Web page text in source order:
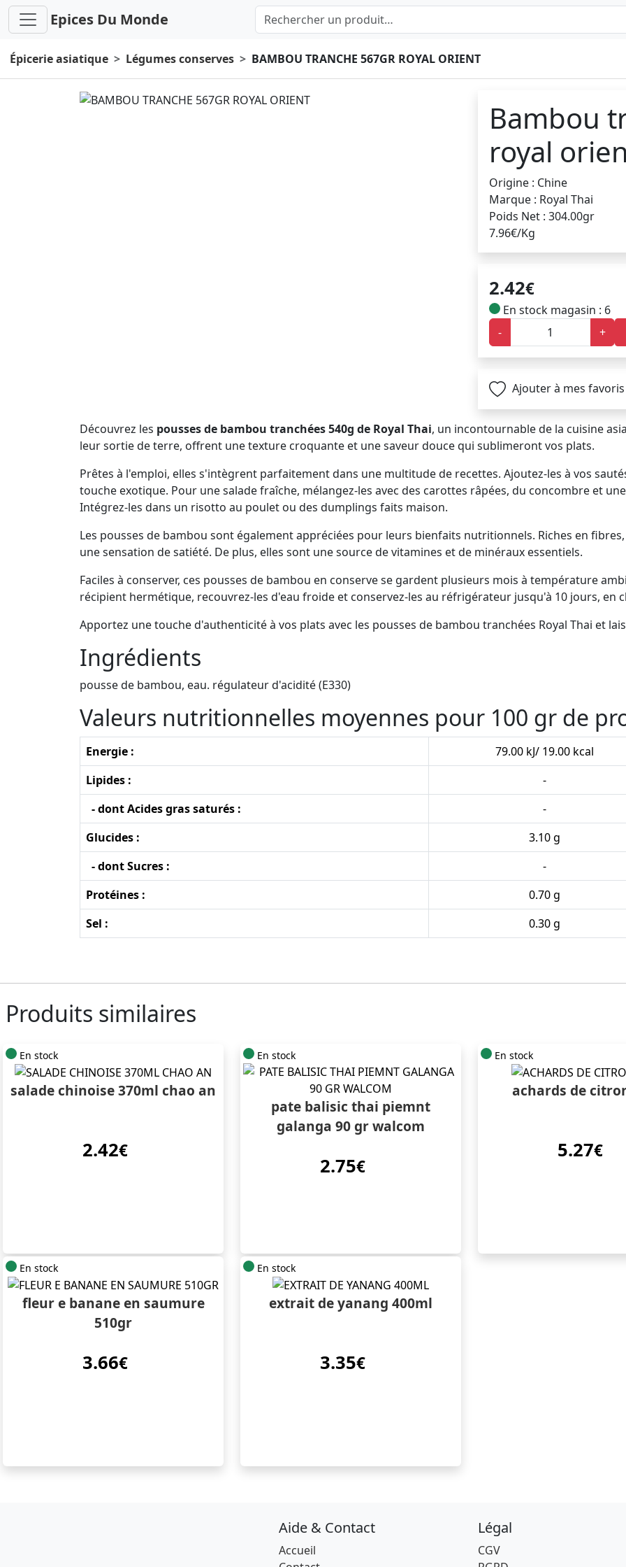
Epices Du Monde
Épicerie asiatique Légumes conserves BAMBOU TRANCHE 567GR ROYAL ORIENT
Bambou
royal
Origine : Chine
Marque : Royal Thai
Poids Net : 304.00gr
7.96€/Kg
2.42€
En stock magasin : 6
-
+
Ajouter à mes favoris
Découvrez les pousses de bambou tranchées 540g de Royal Thai, un incontournable de la cuisine
leur sortie de terre, offrent une texture croquante et une saveur douce qui sublimeront vos plats.
Prêtes à l'emploi, elles s'intègrent parfaitement dans une multitude de recettes. Ajoutez-les à vos
touche exotique. Pour une salade fraîche, mélangez-les avec des carottes râpées, du concombre et
Intégrez-les dans un risotto au poulet ou des dumplings faits maison.
Les pousses de bambou sont également appréciées pour leurs bienfaits nutritionnels. Riches en
une sensation de satiété. De plus, elles sont une source de vitamines et de minéraux essentiels.
Faciles à conserver, ces pousses de bambou en conserve se gardent plusieurs mois à température
récipient hermétique, recouvrez-les d'eau froide et conservez-les au réfrigérateur jusqu'à 10 jours, en
Apportez une touche d'authenticité à vos plats avec les pousses de bambou tranchées Royal Thai et
Ingrédients
pousse de bambou, eau. régulateur d'acidité (E330)
Valeurs nutritionnelles moyennes pour 100 gr de
Energie :
79.00 kJ/ 19.00 kcal
Lipides :
-
- dont Acides gras saturés :
-
Glucides :
3.10 g
- dont Sucres :
-
Protéines :
0.70 g
Sel :
0.30 g
Produits similaires
En stock
salade chinoise 370ml chao an
2.42€
En stock
pate balisic thai piemnt
galanga 90 gr walcom
2.75€
En stock
achards de
5.27€
En stock
fleur e banane en saumure
510gr
3.66€
En stock
extrait de yanang 400ml
3.35€
Aide & Contact
Accueil
Légal
CGV